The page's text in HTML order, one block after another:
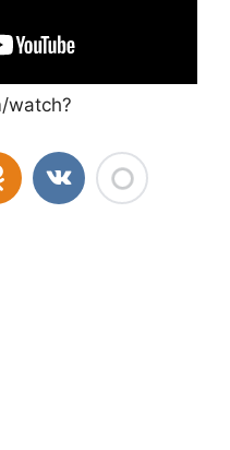
watch?